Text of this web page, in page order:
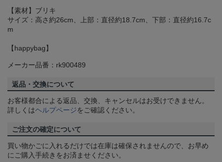
【素材】ブリキ
サイズ：高さ約26cm、上部：直径約18.7cm、下部：直径約16.7c
m
【happybag】
メーカー品番：rk900489
返品・交換について
お客様都合による返品、交換、キャンセルはお受けできません。
詳しくはヘルプページをご確認ください。
ご注文の確定について
買い物かごに入れるだけでは在庫は確保されませんので、お早め
にご購入手続きをお済ませください。